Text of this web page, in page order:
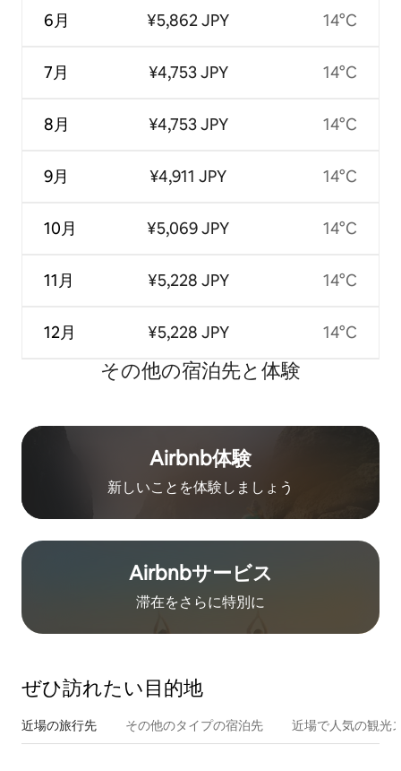
6月
7月
8月
9月
10月
11月
12月
¥5,862 JPY
¥4,753 JPY
¥4,753 JPY
¥4,911 JPY
¥5,069 JPY
¥5,228 JPY
¥5,228 JPY
14°C
14°C
14°C
14°C
14°C
14°C
14°C
その他の宿⁠泊⁠先と体⁠験
Airbnb体験
新しいことを体験しましょう
Airbnb⁠サ⁠ー⁠ビ⁠ス
滞在をさ⁠ら⁠に特⁠別⁠に
ぜひ訪⁠れ⁠た⁠い目⁠的⁠地
近場の旅行先 その他のタ⁠イ⁠プ⁠の宿⁠泊⁠先 近場で人気の観光